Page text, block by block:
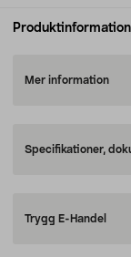
Produktinformation
Mer information
Specifikationer,
Trygg E-Handel